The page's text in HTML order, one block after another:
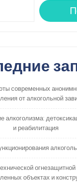
современных
от алкогольной
алкоголизма:
и реабилитация
объектах и